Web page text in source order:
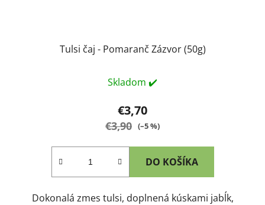
Tulsi čaj - Pomaranč Zázvor (50g)
Skladom ✔️
€3,70
€3,90 (–5 %)
DO KOŠÍKA
Dokonalá zmes tulsi, doplnená kúskami jabĺk,